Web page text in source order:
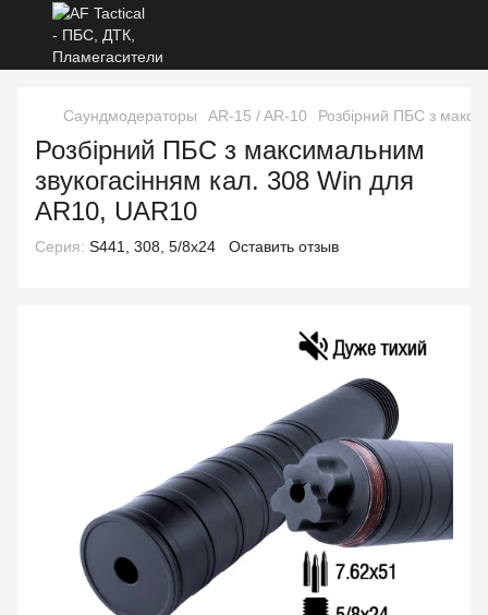
Саундмодераторы AR-15 / AR-10 Розбірний ПБС з
Розбірний ПБС з максимальним
звукогасінням кал. 308 Win для
AR10, UAR10
Серия: S441, 308, 5/8x24 Оставить отзыв